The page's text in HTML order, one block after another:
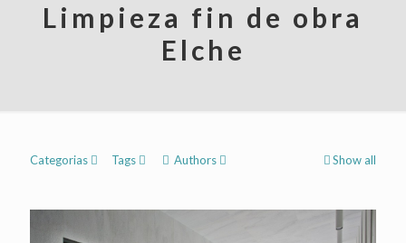
Limpieza fin de obra
Elche
Categorias Tags Authors Show all